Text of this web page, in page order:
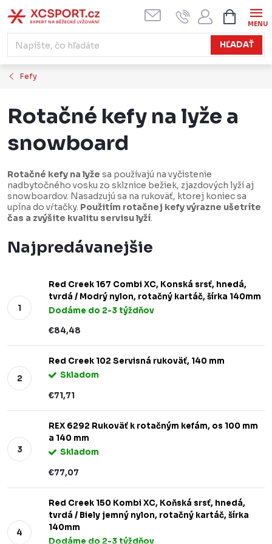
na
obsah
HĽADAŤ
KOŠÍK
Fefy
Rotačné kefy na lyže a
snowboard
Rotačné kefy na lyže sa používajú na vyčistenie
nadbytočného vosku zo sklznice bežiek, zjazdových lyží aj
snowboardov. Nasadzujú sa na rukoväť, ktorej koniec sa
upína do vŕtačky. Použitím rotačnej kefy výrazne ušetríte
čas a zvýšite kvalitu servisu lyží.
Najpredávanejšie
Red Creek 167 Combi XC, Konská srsť, hnedá,
tvrdá / Modrý nylon, rotačný kartáč, šírka 140mm
Dodáme do 2-3 týždňov
€84,48
Red Creek 102 Servisná rukoväť, 140 mm
Skladom
€71,71
REX 6292 Rukoväť k rotačným kefám, os 100 mm
a 140 mm
Skladom
€77,07
Red Creek 150 Kombi XC, Koňská srsť, hnedá,
tvrdá / Biely jemný nylon, rotačný kartáč, šírka
140mm
Dodáme do 2-3 týždňov